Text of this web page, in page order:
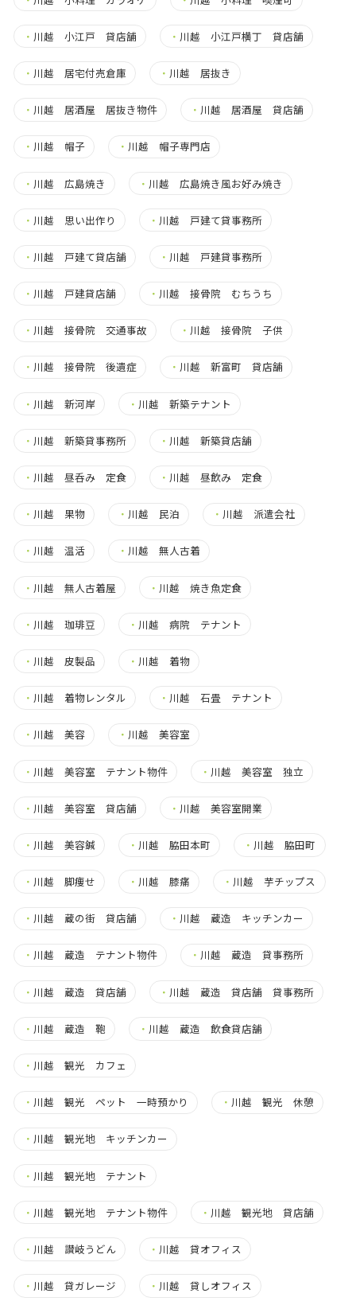
・ 川越 小江戸 貸店舗 ・ 川越 小江戸横丁 貸店舗
・ 川越 居宅付売倉庫 ・ 川越 居抜き
・ 川越 居酒屋 居抜き物件 ・ 川越 居酒屋 貸店舗
・ 川越 帽子 ・ 川越 帽子専門店
・ 川越 広島焼き ・ 川越 広島焼き風お好み焼き
・ 川越 思い出作り ・ 川越 戸建て貸事務所
・ 川越 戸建て貸店舗 ・ 川越 戸建貸事務所
・ 川越 戸建貸店舗 ・ 川越 接骨院 むちうち
・ 川越 接骨院 交通事故 ・ 川越 接骨院 子供
・ 川越 接骨院 後遺症 ・ 川越 新富町 貸店舗
・ 川越 新河岸 ・ 川越 新築テナント
・ 川越 新築貸事務所 ・ 川越 新築貸店舗
・ 川越 昼呑み 定食 ・ 川越 昼飲み 定食
・ 川越 果物 ・ 川越 民泊 ・ 川越 派遣会社
・ 川越 温活 ・ 川越 無人古着
・ 川越 無人古着屋 ・ 川越 焼き魚定食
・ 川越 珈琲豆 ・ 川越 病院 テナント
・ 川越 皮製品 ・ 川越 着物
・ 川越 着物レンタル ・ 川越 石畳 テナント
・ 川越 美容 ・ 川越 美容室
・ 川越 美容室 テナント物件 ・ 川越 美容室 独立
・ 川越 美容室 貸店舗 ・ 川越 美容室開業
・ 川越 美容鍼 ・ 川越 脇田本町 ・ 川越 脇田町
・ 川越 脚痩せ ・ 川越 膝痛 ・ 川越 芋チップス
・ 川越 蔵の街 貸店舗 ・ 川越 蔵造 キッチンカー
・ 川越 蔵造 テナント物件 ・ 川越 蔵造 貸事務所
・ 川越 蔵造 貸店舗 ・ 川越 蔵造 貸店舗 貸事務所
・ 川越 蔵造 鞄 ・ 川越 蔵造 飲食貸店舗
・ 川越 観光 カフェ
・ 川越 観光 ペット 一時預かり ・ 川越 観光 休憩
・ 川越 観光地 キッチンカー
・ 川越 観光地 テナント
・ 川越 観光地 テナント物件 ・ 川越 観光地 貸店舗
・ 川越 讃岐うどん ・ 川越 貸オフィス
・ 川越 貸ガレージ ・ 川越 貸しオフィス